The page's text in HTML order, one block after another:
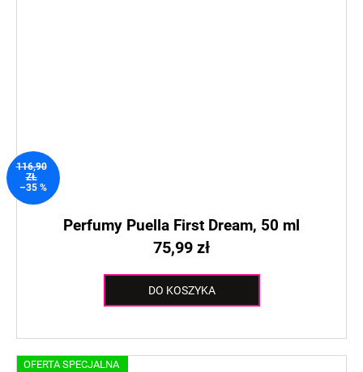
116,90
ZŁ
–35 %
Perfumy Puella First Dream, 50 ml
75,99 zł
DO KOSZYKA
OFERTA SPECJALNA